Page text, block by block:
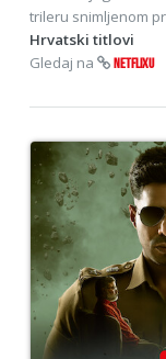
trileru snimljenom
Hrvatski titlovi
Gledaj na
NETFLIXU